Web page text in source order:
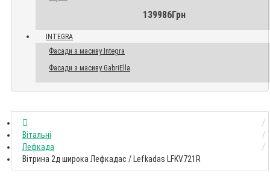
139986Грн
INTEGRA
Фасади з масиву Integra
Фасади з масиву GabriElla
Вітальні
Лефкада
Вітрина 2д широка Лефкадас / Lefkadas LFKV721R